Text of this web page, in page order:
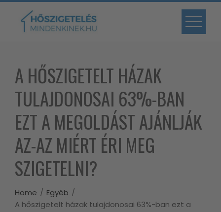
Skip
content
A HŐSZIGETELT HÁZAK
TULAJDONOSAI 63%-BAN
EZT A MEGOLDÁST AJÁNLJÁK
AZ-AZ MIÉRT ÉRI MEG
SZIGETELNI?
Home
Egyéb
A hőszigetelt házak tulajdonosai 63%-ban ezt a